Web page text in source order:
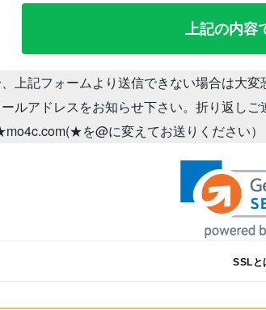
上記フォームより送信できない場合は大
ルアドレスをお知らせ下さい。折り返しご
を@に変えてお送りください）
SSLと